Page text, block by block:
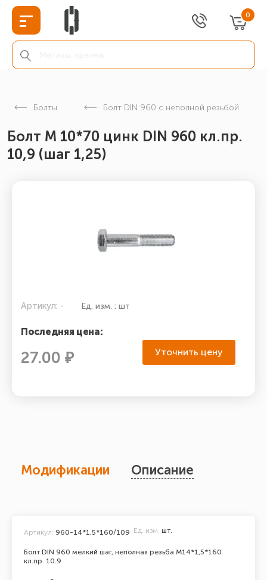
0
Болты Болт DIN 960 с неполной резьбой
Болт М 10*70 цинк DIN 960 кл.пр.
10,9 (шаг 1,25)
Артикул: - Ед. изм. : шт
Последняя цена:
27.00 ₽ Уточнить цену
Модификации Описание
Болт DIN 960 мелкий шаг, неполная резьба М14*1,5*160
кл.пр. 10.9
Артикул: 960-14*1,5*160/109 Ед. изм. шт.